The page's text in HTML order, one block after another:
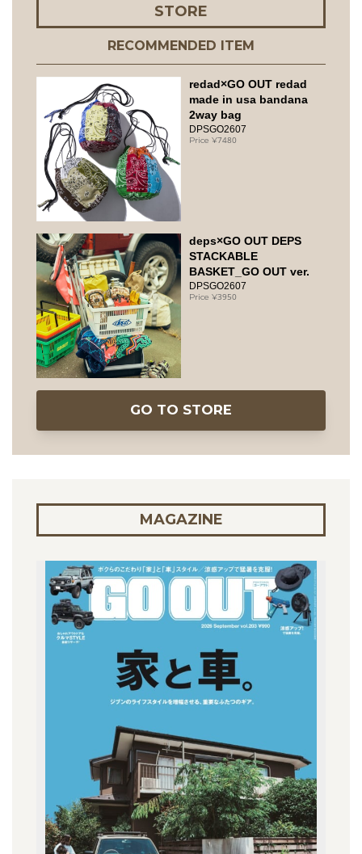
STORE
RECOMMENDED ITEM
redad×GO OUT redad
made in usa bandana
2way bag
DPSGO2607
7480
deps×GO OUT DEPS
STACKABLE
BASKET_GO OUT ver.
DPSGO2607
3950
GO TO STORE
MAGAZINE